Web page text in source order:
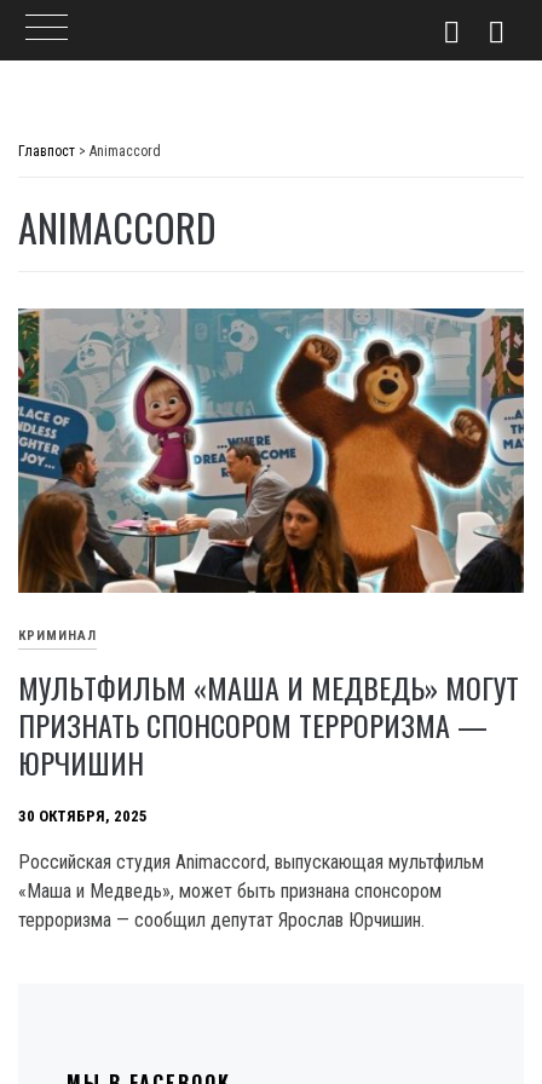
Главпост > Animaccord
ANIMACCORD
КРИМИНАЛ
МУЛЬТФИЛЬМ «МАША И МЕДВЕДЬ» МОГУТ
ПРИЗНАТЬ СПОНСОРОМ ТЕРРОРИЗМА —
ЮРЧИШИН
30 ОКТЯБРЯ, 2025
Российская студия Animaccord, выпускающая мультфильм
«Маша и Медведь», может быть признана спонсором
терроризма — сообщил депутат Ярослав Юрчишин.